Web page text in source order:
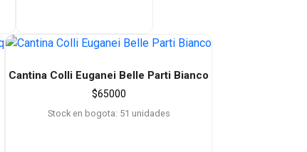
Cantina Colli Euganei Belle Parti Bianco
$65000
Stock en bogota: 51 unidades